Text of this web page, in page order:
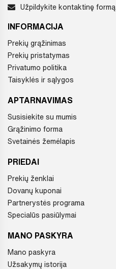
Užpildykite kontaktinę formą
INFORMACIJA
Prekių grąžinimas
Prekių pristatymas
Privatumo politika
Taisyklės ir sąlygos
APTARNAVIMAS
Susisiekite su mumis
Grąžinimo forma
Svetainės žemėlapis
PRIEDAI
Prekių ženklai
Dovanų kuponai
Partnerystės programa
Specialūs pasiūlymai
MANO PASKYRA
Mano paskyra
Užsakymų istorija